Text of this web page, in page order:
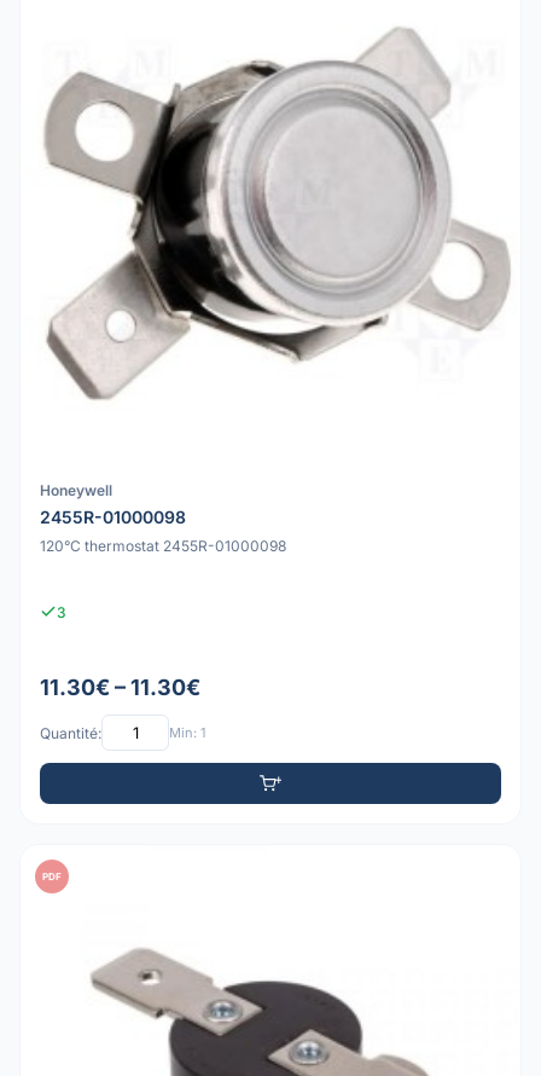
Honeywell
2455R-01000098
120°C thermostat 2455R-01000098
3
11.30€ – 11.30€
Quantité: Min: 1
PDF